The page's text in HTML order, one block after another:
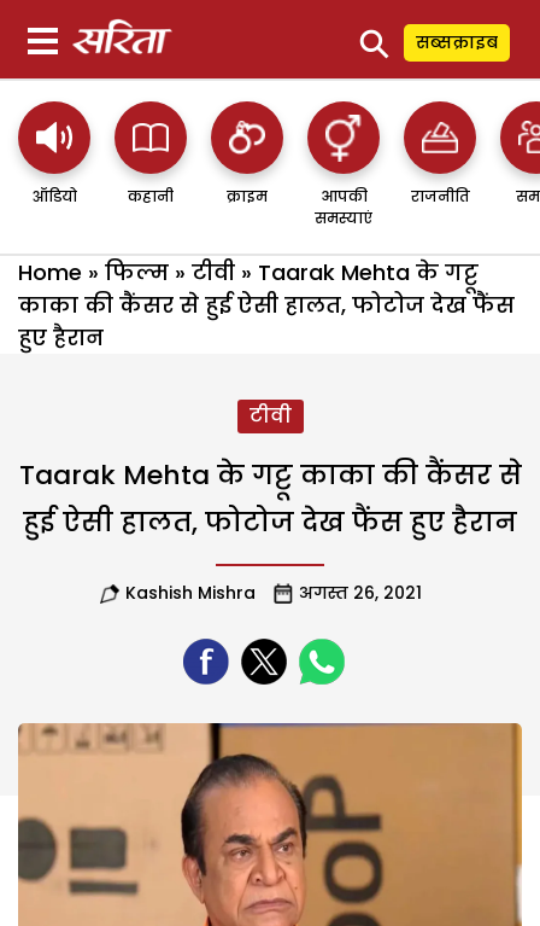
⚲ सब्सक्राइब
ऑडियो कहानी क्राइम
आपकी
समस्याएं
राजनीति
Home » फिल्म » टीवी » Taarak Mehta के गट्टू
काका की कैंसर से हुई ऐसी हालत, फोटोज देख फैंस
हुए हैरान
टीवी
Taarak Mehta के गट्टू काका की कैंसर से
हुई ऐसी हालत, फोटोज देख फैंस हुए हैरान
Kashish Mishra अगस्त 26, 2021